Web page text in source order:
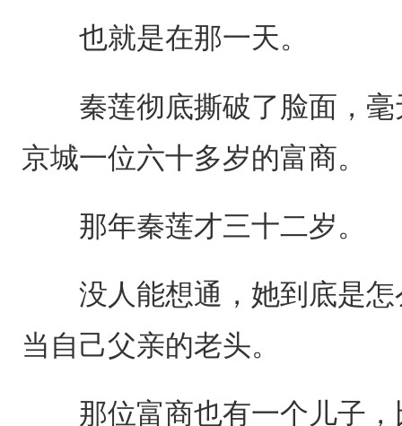
也就是在那一天。
秦莲彻底撕破了脸面，毫
京城一位六十多岁的富商。
那年秦莲才三十二岁。
没人能想通，她到底是怎
当自己父亲的老头。
那位富商也有一个儿子，